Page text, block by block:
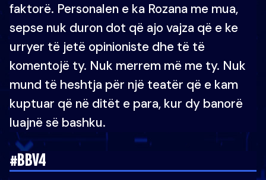
faktorë. Personalen e ka Rozana me mua,
sepse nuk duron dot që ajo vajza që e ke
urryer të jetë opinioniste dhe të të
komentojë ty. Nuk merrem më me ty. Nuk
mund të heshtja për një teatër që e kam
kuptuar që në ditët e para, kur dy banorë
luajnë së bashku.
#BBV4